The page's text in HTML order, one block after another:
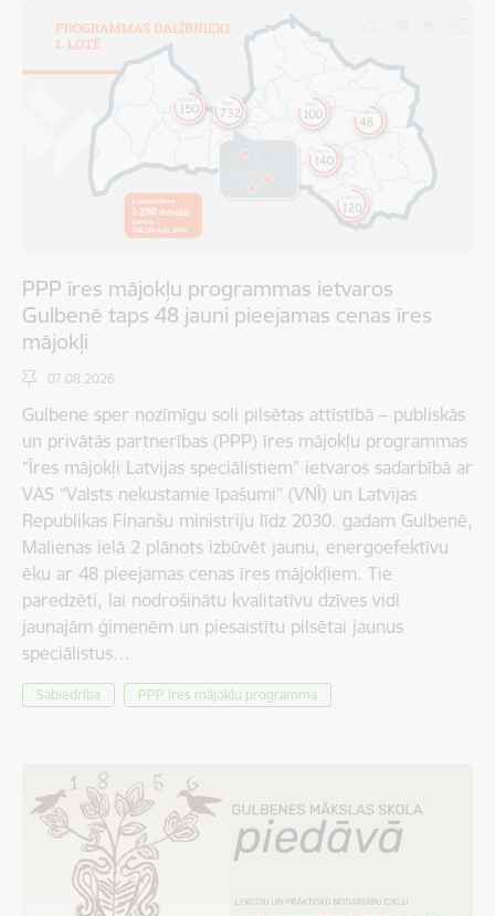
PPP īres mājokļu programmas ietvaros
Gulbenē taps 48 jauni pieejamas cenas īres
mājokļi
07.08.2026.
Gulbene sper nozīmīgu soli pilsētas attīstībā – publiskās
un privātās partnerības (PPP) īres mājokļu programmas
“Īres mājokļi Latvijas speciālistiem” ietvaros sadarbībā ar
VAS “Valsts nekustamie īpašumi” (VNĪ) un Latvijas
Republikas Finanšu ministriju līdz 2030. gadam Gulbenē,
Malienas ielā 2 plānots izbūvēt jaunu, energoefektīvu
ēku ar 48 pieejamas cenas īres mājokļiem. Tie
paredzēti, lai nodrošinātu kvalitatīvu dzīves vidi
jaunajām ģimenēm un piesaistītu pilsētai jaunus
speciālistus…
Sabiedrība PPP īres mājokļu programma